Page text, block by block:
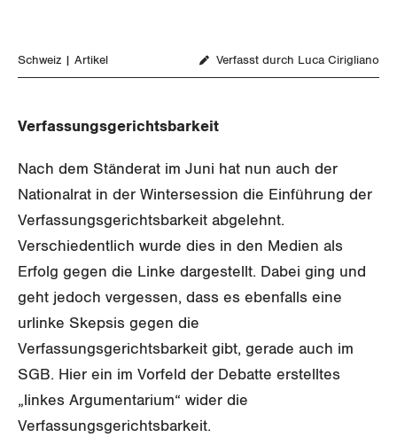
Flankierende Massnahmen und
Arbeitsrechte
Gewerkschaftsrechte
Finanzen und Steuerpolitik
Verteilung
SOZIALPOLITIK
Arbeitslosenversicherung
Ergänzungsleistungen
Invalidenversicherung
Gesundheit
Verkehr
Post
Energie und Umwelt
Kommunikation und Medien
GLEICHSTELLUNG
Gleichstellung von Frauen und Männern
MIGRATION
GEWERKSCHAFTSPOLITIK
International
Schweiz Artikel Verfasst durch Luca Cirigliano
Verfassungsgerichtsbarkeit
Nach dem Ständerat im Juni hat nun auch der
Nationalrat in der Wintersession die Einführung der
Verfassungsgerichtsbarkeit abgelehnt.
Verschiedentlich wurde dies in den Medien als
Erfolg gegen die Linke dargestellt. Dabei ging und
geht jedoch vergessen, dass es ebenfalls eine
urlinke Skepsis gegen die
Verfassungsgerichtsbarkeit gibt, gerade auch im
SGB. Hier ein im Vorfeld der Debatte erstelltes
„linkes Argumentarium“ wider die
Verfassungsgerichtsbarkeit.